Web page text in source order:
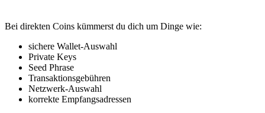
Bei direkten Coins kümmerst du dich um Dinge wie:
sichere Wallet-Auswahl
Private Keys
Seed Phrase
Transaktionsgebühren
Netzwerk-Auswahl
korrekte Empfangsadressen